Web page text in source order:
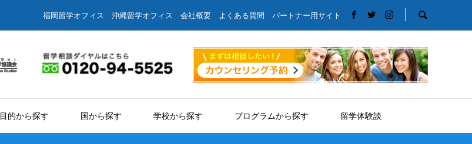
福岡留学オフィス 沖縄留学オフィス 会社概要 よくある質問 パートナー用サイト
目的から探す 国から探す 学校から探す プログラムから探す 留学体験談